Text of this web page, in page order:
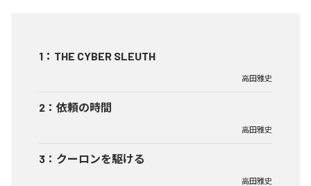
1 ： THE CYBER SLEUTH
高田雅史
2 ： 依頼の時間
高田雅史
3 ： クーロンを駆ける
高田雅史